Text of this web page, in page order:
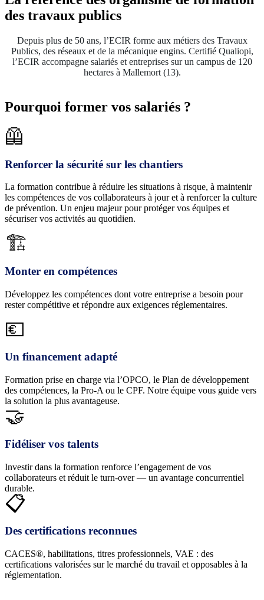
des travaux publics
Depuis plus de 50 ans, l’ECIR forme aux métiers des Travaux
Publics, des réseaux et de la mécanique engins. Certifié Qualiopi,
l’ECIR accompagne salariés et entreprises sur un campus de 120
hectares à Mallemort (13).
Pourquoi former vos salariés ?
🦺​
Renforcer la sécurité sur les chantiers
La formation contribue à réduire les situations à risque, à maintenir
les compétences de vos collaborateurs à jour et à renforcer la culture
de prévention. Un enjeu majeur pour protéger vos équipes et
sécuriser vos activités au quotidien.
🏗️
Monter en compétences
Développez les compétences dont votre entreprise a besoin pour
rester compétitive et répondre aux exigences réglementaires.
💶
Un financement adapté
Formation prise en charge via l’OPCO, le Plan de développement
des compétences, la Pro-A ou le CPF. Notre équipe vous guide vers
la solution la plus avantageuse.
🤝
Fidéliser vos talents
Investir dans la formation renforce l’engagement de vos
collaborateurs et réduit le turn-over — un avantage concurrentiel
durable.
📋
Des certifications reconnues
CACES®, habilitations, titres professionnels, VAE : des
certifications valorisées sur le marché du travail et opposables à la
réglementation.